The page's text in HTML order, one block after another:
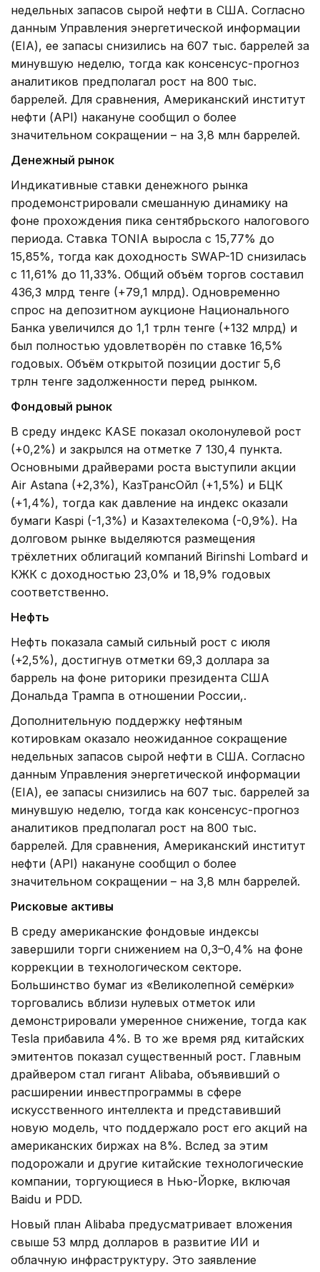
недельных запасов сырой нефти в США. Согласно
данным Управления энергетической информации
(EIA), ее запасы снизились на 607 тыс. баррелей за
минувшую неделю, тогда как консенсус-прогноз
аналитиков предполагал рост на 800 тыс.
баррелей. Для сравнения, Американский институт
нефти (API) накануне сообщил о более
значительном сокращении – на 3,8 млн баррелей.
Денежный рынок
Индикативные ставки денежного рынка
продемонстрировали смешанную динамику на
фоне прохождения пика сентябрьского налогового
периода. Ставка TONIA выросла с 15,77% до
15,85%, тогда как доходность SWAP-1D снизилась
с 11,61% до 11,33%. Общий объём торгов составил
436,3 млрд тенге (+79,1 млрд). Одновременно
спрос на депозитном аукционе Национального
Банка увеличился до 1,1 трлн тенге (+132 млрд) и
был полностью удовлетворён по ставке 16,5%
годовых. Объём открытой позиции достиг 5,6
трлн тенге задолженности перед рынком.
Фондовый рынок
В среду индекс KASE показал околонулевой рост
(+0,2%) и закрылся на отметке 7 130,4 пункта.
Основными драйверами роста выступили акции
Air Astana (+2,3%), КазТрансОйл (+1,5%) и БЦК
(+1,4%), тогда как давление на индекс оказали
бумаги Kaspi (-1,3%) и Казахтелекома (-0,9%). На
долговом рынке выделяются размещения
трёхлетних облигаций компаний Birinshi Lombard и
КЖК с доходностью 23,0% и 18,9% годовых
соответственно.
Нефть
Нефть показала самый сильный рост с июля
(+2,5%), достигнув отметки 69,3 доллара за
баррель на фоне риторики президента США
Дональда Трампа в отношении России,.
Дополнительную поддержку нефтяным
котировкам оказало неожиданное сокращение
недельных запасов сырой нефти в США. Согласно
данным Управления энергетической информации
(EIA), ее запасы снизились на 607 тыс. баррелей за
минувшую неделю, тогда как консенсус-прогноз
аналитиков предполагал рост на 800 тыс.
баррелей. Для сравнения, Американский институт
нефти (API) накануне сообщил о более
значительном сокращении – на 3,8 млн баррелей.
Рисковые активы
В среду американские фондовые индексы
завершили торги снижением на 0,3–0,4% на фоне
коррекции в технологическом секторе.
Большинство бумаг из «Великолепной семёрки»
торговались вблизи нулевых отметок или
демонстрировали умеренное снижение, тогда как
Tesla прибавила 4%. В то же время ряд китайских
эмитентов показал существенный рост. Главным
драйвером стал гигант Alibaba, объявивший о
расширении инвестпрограммы в сфере
искусственного интеллекта и представивший
новую модель, что поддержало рост его акций на
американских биржах на 8%. Вслед за этим
подорожали и другие китайские технологические
компании, торгующиеся в Нью-Йорке, включая
Baidu и PDD.
Новый план Alibaba предусматривает вложения
свыше 53 млрд долларов в развитие ИИ и
облачную инфраструктуру. Это заявление